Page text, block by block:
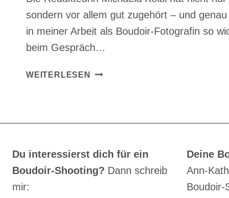
sondern vor allem gut zugehört – und
in meiner Arbeit als Boudoir-Fotografin so
beim Gespräch…
WEITERLESEN
EIN
–
BOUDOIR-
IN
Du interessierst dich für ein
Boudoir-Shooting? Dann schreib
mir:
Deine
Ann-
Boudoir-